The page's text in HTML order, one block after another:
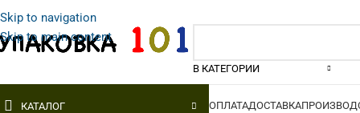
Skip to navigation
Skip to main content
В КАТЕГОРИИ
КАТАЛОГ ОПЛАТАДОСТАВКА